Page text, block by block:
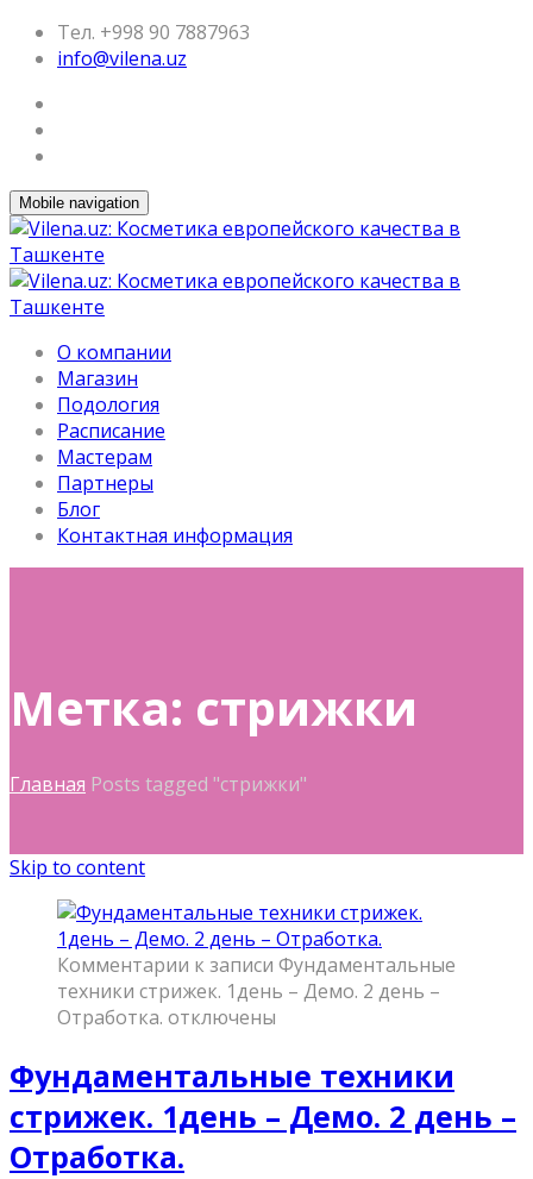
Тел. +998 90 7887963
info@vilena.uz
Mobile navigation
О компании
Магазин
Подология
Расписание
Мастерам
Партнеры
Блог
Контактная информация
Метка: стрижки
Главная Posts tagged "стрижки"
Skip to content
Комментарии к записи Фундаментальные
техники стрижек. 1день – Демо. 2 день –
Отработка. отключены
Фундаментальные техники
стрижек. 1день – Демо. 2 день –
Отработка.